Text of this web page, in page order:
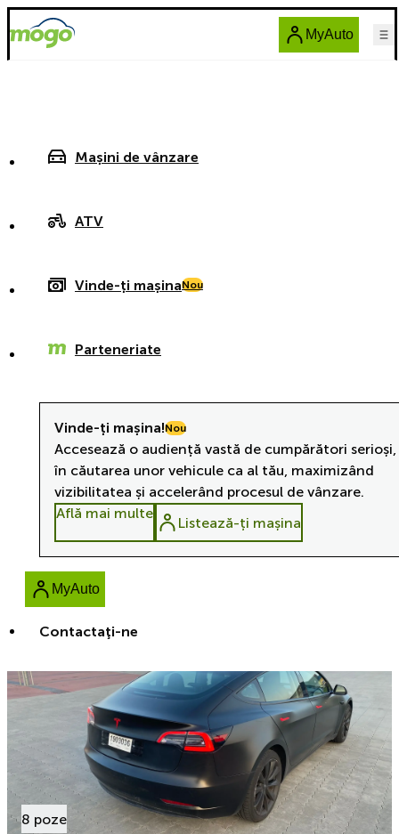
MyAuto
Mașini de vânzare
ATV
Vinde-ți mașinaNou
Parteneriate
Contactaţi-ne
Vinde-ți mașina!Nou
Accesează o audiență vastă de cumpărători
în căutarea unor vehicule ca al tău, maximizând
vizibilitatea și accelerând procesul de vânzare.
Află mai multe
Listează-ți mașina
MyAuto
8 poze